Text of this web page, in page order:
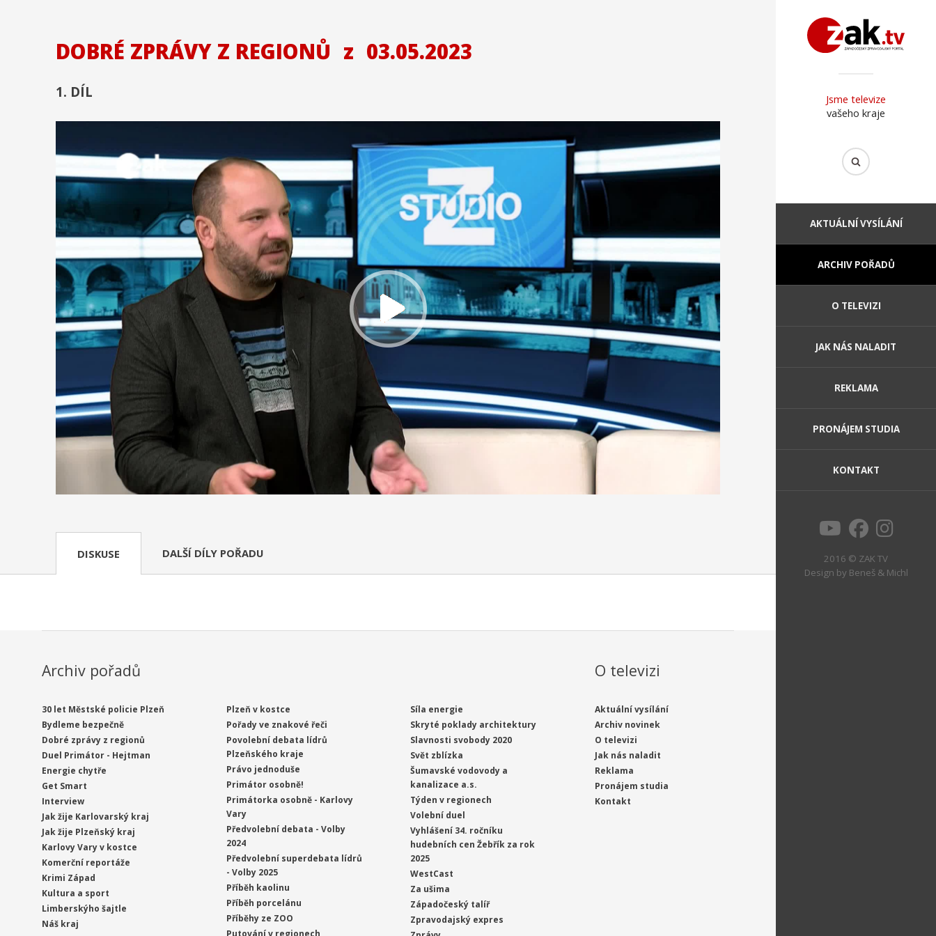
Jsme televize
vašeho kraje
AKTUÁLNÍ VYSÍLÁNÍ
ARCHIV POŘADŮ
O TELEVIZI
JAK NÁS NALADIT
REKLAMA
PRONÁJEM STUDIA
KONTAKT
2016 © ZAK TV
Design by Beneš & Michl
DOBRÉ ZPRÁVY Z REGIONŮ z 03.05.2023
1. DÍL
DISKUSE DALŠÍ DÍLY POŘADU
Archiv pořadů
30 let Městské policie Plzeň
Bydleme bezpečně
Dobré zprávy z regionů
Duel Primátor - Hejtman
Energie chytře
Get Smart
Interview
Jak žije Karlovarský kraj
Jak žije Plzeňský kraj
Karlovy Vary v kostce
Komerční reportáže
Krimi Západ
Kultura a sport
Limberskýho šajtle
Náš kraj
Plzeň v kostce
Pořady ve znakové řeči
Povolební debata lídrů
Plzeňského kraje
Právo jednoduše
Primátor osobně!
Primátorka osobně - Karlovy
Vary
Předvolební debata - Volby
2024
Předvolební superdebata lídrů
- Volby 2025
Příběh kaolinu
Příběh porcelánu
Příběhy ze ZOO
Síla energie
Skryté poklady architektury
Slavnosti svobody 2020
Svět zblízka
Šumavské vodovody a
kanalizace a.s.
Týden v regionech
Volební duel
Vyhlášení 34. ročníku
hudebních cen Žebřík za rok
2025
WestCast
Za ušima
Západočeský talíř
Zpravodajský expres
O televizi
Aktuální vysílání
Archiv novinek
O televizi
Jak nás naladit
Reklama
Pronájem studia
Kontakt